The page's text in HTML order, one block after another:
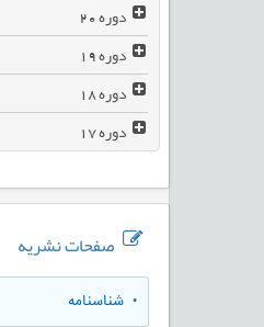
دوره
دوره
دوره
دوره
صفحات نشریه
• شناسنامه